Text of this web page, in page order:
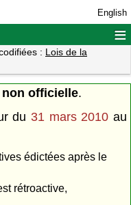
English
≡
: Lois de la
officielle.
du 31 mars 2010 au
édictées après le
rétroactive,